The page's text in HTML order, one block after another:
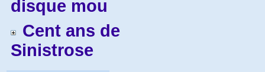
disque mou
Cent ans de
Sinistrose